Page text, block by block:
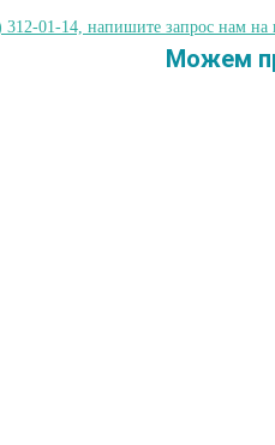
01-14, напишите запрос нам
Можем